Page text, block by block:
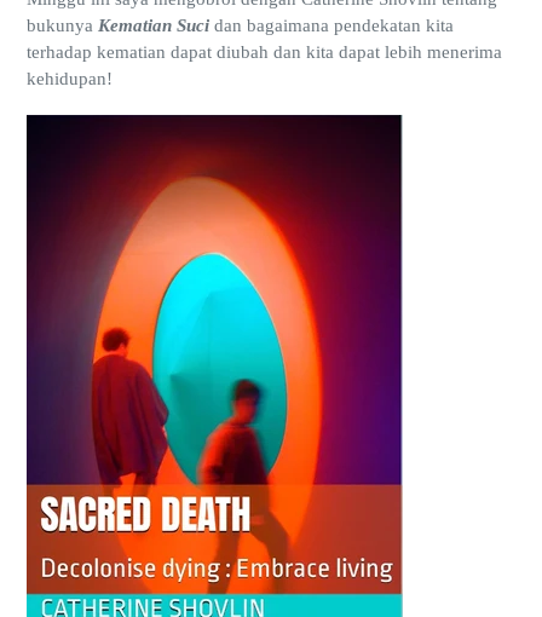
bukunya Kematian Suci dan bagaimana pendekatan kita
terhadap kematian dapat diubah dan kita dapat lebih menerima
kehidupan!